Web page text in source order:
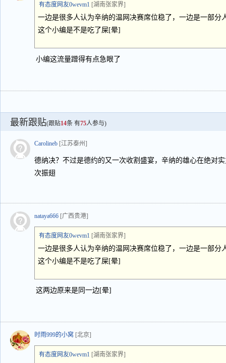
有态度网友0wevm1 [湖南张家界]
一边是很多人认为辛纳的温网决赛席位稳了，一边是一部分
这个小编是不是吃了屎[晕]
小编这流量蹭得有点急眼了
最新跟贴(跟贴14条 有75人参与)
Carolineb [江苏泰州]
德纳决？不过是德约的又一次收割盛宴，辛纳的雄心在绝对
次振翅
nataya666 [广西贵港]
有态度网友0wevm1 [湖南张家界]
一边是很多人认为辛纳的温网决赛席位稳了，一边是一部分
这个小编是不是吃了屎[晕]
这两边原来是同一边[晕]
时雨999的小窝 [北京]
有态度网友0wevm1 [湖南张家界]